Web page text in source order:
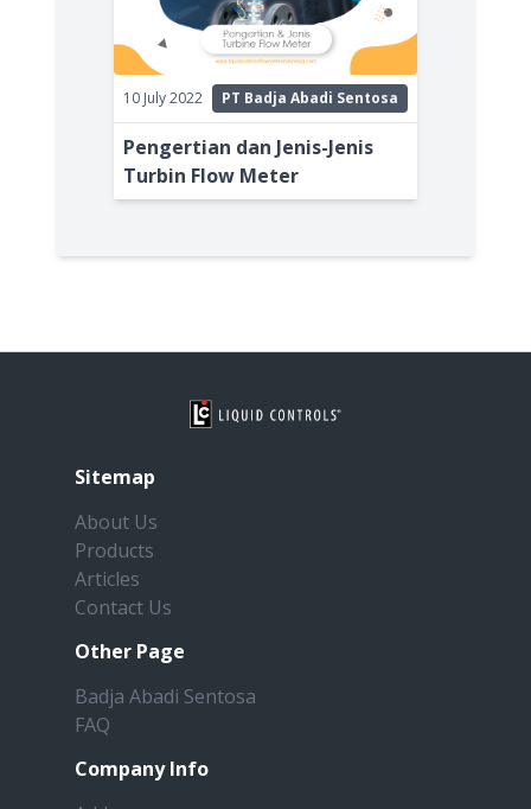
10 July 2022 PT Badja Abadi Sentosa
Pengertian dan Jenis-Jenis
Turbin Flow Meter
Sitemap
About Us
Products
Articles
Contact Us
Other Page
Badja Abadi Sentosa
FAQ
Company Info